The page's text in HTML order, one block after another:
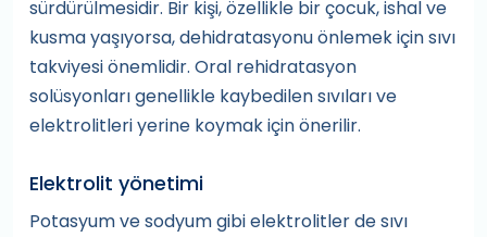
sürdürülmesidir. Bir kişi, özellikle bir çocuk, ishal ve
kusma yaşıyorsa, dehidratasyonu önlemek için sıvı
takviyesi önemlidir. Oral rehidratasyon
solüsyonları genellikle kaybedilen sıvıları ve
elektrolitleri yerine koymak için önerilir.
Elektrolit yönetimi
Potasyum ve sodyum gibi elektrolitler de sıvı